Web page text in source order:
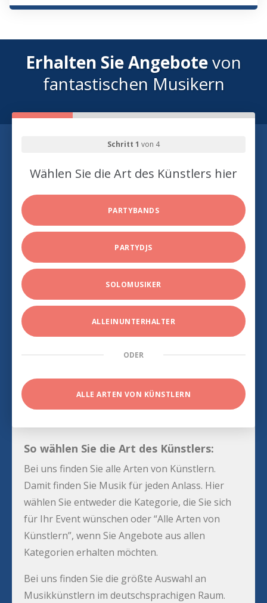
Erhalten Sie Angebotevon
fantastischen Musikern
Schritt 1 von 4
Wählen Sie die Art des Künstlers hier
PARTYBANDS
PARTYDJS
SOLOMUSIKER
ALLEINUNTERHALTER
ODER
ALLE ARTEN VON KÜNSTLERN
So wählen Sie die Art des Künstlers:
Bei uns finden Sie alle Arten von Künstlern.
Damit finden Sie Musik für jeden Anlass. Hier
wählen Sie entweder die Kategorie, die Sie sich
für Ihr Event wünschen oder “Alle Arten von
Künstlern”, wenn Sie Angebote aus allen
Kategorien erhalten möchten.
Bei uns finden Sie die größte Auswahl an
Musikkünstlern im deutschsprachigen Raum.